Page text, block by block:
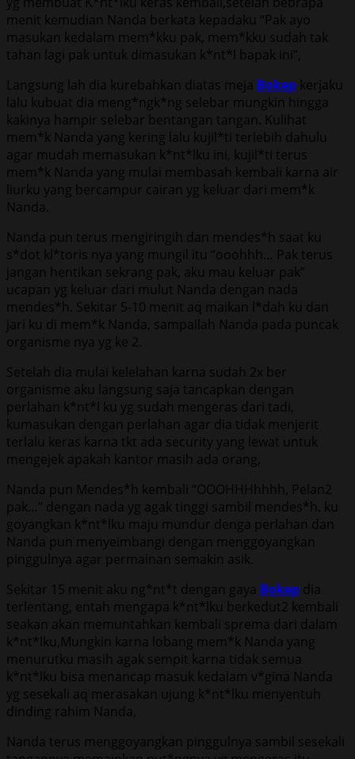
menit kemudian Nanda berkata kepadaku “Pak ayo
masukan kedalam mem*kku pak, mem*kku sudah tak
tahan lagi pak untuk dimasukan k*nt*l bapak ini”,
Langsung lah dia kurebahkan diatas meja Bokep kerjaku
lalu kubuat dia meng*ngk*ng selebar mungkin hingga
kakinya hampir selebar bentangan tangan. Kulihat
mem*k Nanda yang kering lalu kujil*ti terlebih dahulu
agar mudah memasukan k*nt*lku ini, kujil*ti terus
mem*k Nanda yang mulai membasah kembali karna air
liurku yang bercampur cairan yg keluar dari mem*k
Nanda.
Nanda pun terus mengiringih dan mendes*h saat ku
s*dot kl*toris nya yang mungil itu “ooohhh… Pak terus
jangan hentikan sekrang pak, aku mau keluar pak”
ucapan yg keluar dari mulut Nanda dengan nada
mendes*h. Sekitar 5-10 menit aq maikan l*dah ku dan
jari ku di mem*k Nanda, sampailah Nanda pada puncak
organisme nya yg ke 2.
Setelah dia mulai kelelahan karna sudah 2x ber
organisme aku langsung saja tancapkan dengan
perlahan k*nt*l ku yg sudah mengeras dari tadi,
kumasukan dengan perlahan agar dia tidak menjerit
terlalu keras karna tkt ada security yang lewat untuk
mengejek apakah kantor masih ada orang,
Nanda pun Mendes*h kembali “OOOHHHhhhh, Pelan2
pak…” dengan nada yg agak tinggi sambil mendes*h. ku
goyangkan k*nt*lku maju mundur denga perlahan dan
Nanda pun menyeimbangi dengan menggoyangkan
pinggulnya agar permainan semakin asik.
Sekitar 15 menit aku ng*nt*t dengan gaya Bokep dia
terlentang, entah mengapa k*nt*lku berkedut2 kembali
seakan akan memuntahkan kembali sprema dari dalam
k*nt*lku,Mungkin karna lobang mem*k Nanda yang
menurutku masih agak sempit karna tidak semua
k*nt*lku bisa menancap masuk kedalam v*gina Nanda
yg sesekali aq merasakan ujung k*nt*lku menyentuh
dinding rahim Nanda,
Nanda terus menggoyangkan pinggulnya sambil sesekali